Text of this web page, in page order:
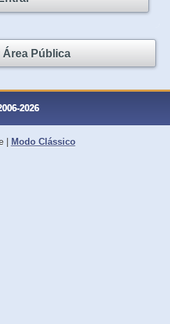
Pública
2026
| Modo Clássico